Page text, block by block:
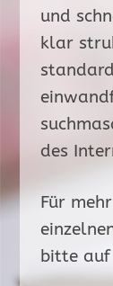
und
klar
des
Für
bitte auf